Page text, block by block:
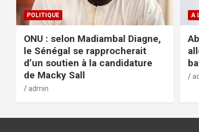
POLITIQUE
ONU : selon Madiambal Diagne,
le Sénégal se rapprocherait
d’un soutien à la candidature
de Macky Sall
admin
A